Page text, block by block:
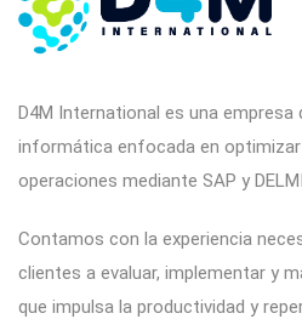
D4M International es una empresa
informática enfocada en
operaciones mediante SAP y
Contamos con la experiencia
clientes a evaluar, implementar y
que impulsa la productividad y